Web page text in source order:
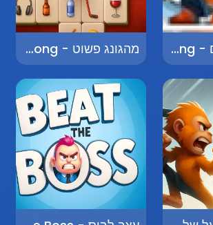
קרלינג הקופים - Monkey Curling מהגונג פשוט - Simple Mahjong